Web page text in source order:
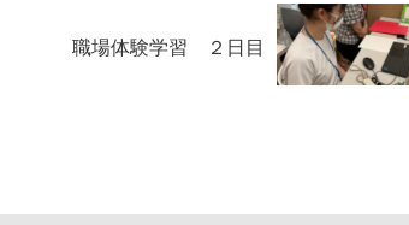
職場体験学習 ２日目